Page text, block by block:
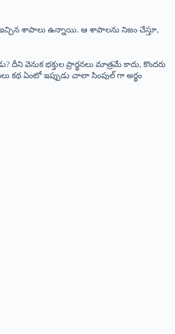
ఇచ్చిన శాపాలు ఉన్నాయి. ఆ శాపాలను నిజం చేస్తూ,
వెనుక భక్తుల ప్రార్థనలు మాత్రమే కాదు, కొందరు
ఏంటో ఇప్పుడు చాలా సింపుల్ గా అర్థం